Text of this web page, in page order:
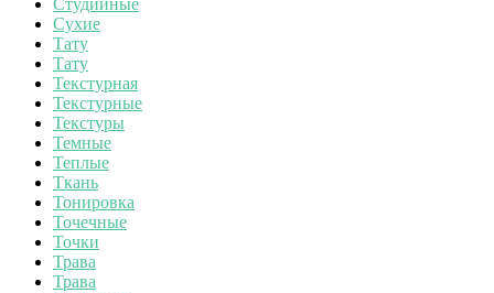
Сухие
Тату
Тату
Текстурная
Текстурные
Текстуры
Темные
Теплые
Ткань
Тонировка
Точечные
Точки
Трава
Трава